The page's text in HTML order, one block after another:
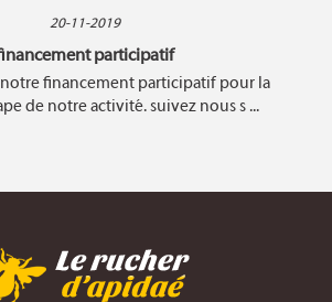
20-11-2019
participatif
notre financement participatif pour la
de notre activité. suivez nous s ...